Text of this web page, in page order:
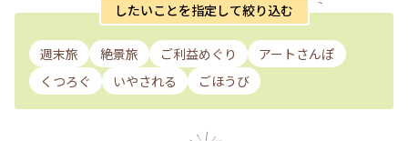
したいことを指定して絞り込む
週末旅 絶景旅 ご利益めぐり
アートさんぽ
くつろぐ
いやされる ごほうび